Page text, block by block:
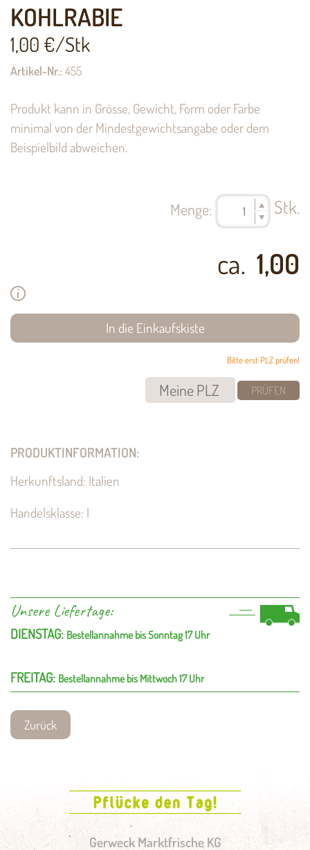
KOHLRABIE
1,00 €/Stk
Artikel-Nr.: 455
Produkt kann in Grösse, Gewicht, Form oder Farbe
minimal von der Mindestgewichtsangabe oder dem
Beispielbild abweichen.
Menge: Stk.
ca. 1,00
Bitte erst PLZ prüfen!
PRÜFEN
PRODUKTINFORMATION:
Herkunftsland: Italien
Handelsklasse: I
Unsere Liefertage:
DIENSTAG: Bestellannahme bis Sonntag 17 Uhr
FREITAG: Bestellannahme bis Mittwoch 17 Uhr
Zurück
Gerweck Marktfrische KG